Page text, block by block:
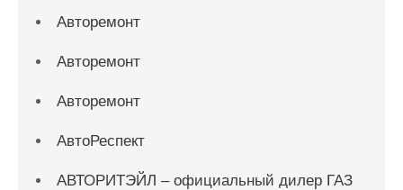
Авторемонт
Авторемонт
Авторемонт
АвтоРеспект
АВТОРИТЭЙЛ – официальный дилер ГАЗ